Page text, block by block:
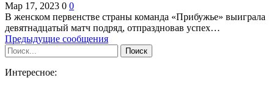
Мар 17, 2023 0 0
В женском первенстве страны команда «Прибужье» выиграла
девятнадцатый матч подряд, отпраздновав успех…
Предыдущие сообщения
Интересное: